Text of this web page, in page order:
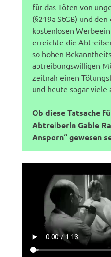
für das Töten von
(§219a StGB) und
kostenlosen
erreichte die
so hohen
abtreibungswilligen
zeitnah einen
und heute sogar viele
Ob diese Tatsache
Abtreiberin Gabie
Ansporn“ gewesen